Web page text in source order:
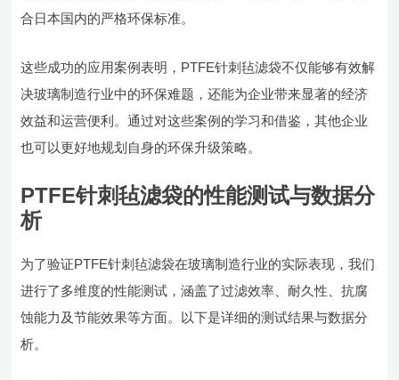
合日本国内的严格环保标准。
这些成功的应用案例表明，PTFE针刺毡滤袋不仅能够有效解
决玻璃制造行业中的环保难题，还能为企业带来显著的经济
效益和运营便利。通过对这些案例的学习和借鉴，其他企业
也可以更好地规划自身的环保升级策略。
PTFE针刺毡滤袋的性能测试与数据分
析
为了验证PTFE针刺毡滤袋在玻璃制造行业的实际表现，我们
进行了多维度的性能测试，涵盖了过滤效率、耐久性、抗腐
蚀能力及节能效果等方面。以下是详细的测试结果与数据分
析。